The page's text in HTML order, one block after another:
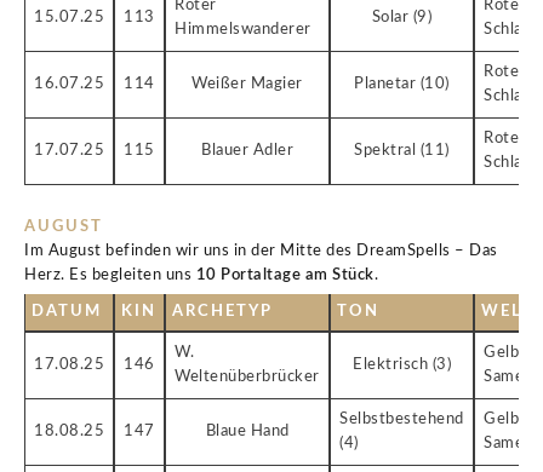
15.07.25 113
Roter
Himmelswanderer
Solar (9)
Rote
16.07.25 114 Weißer Magier Planetar (10)
Rote
17.07.25 115 Blauer Adler Spektral (11)
Rote
AUGUST
Im August befinden wir uns in der Mitte des DreamSpells – Das
Herz. Es begleiten uns 10 Portaltage am Stück.
DATUM KIN ARCHETYP TON WELLE
17.08.25 146
W.
Weltenüberbrücker
Elektrisch (3)
Gelber
Samen
18.08.25 147 Blaue Hand
Selbstbestehend
(4)
Gelber
Samen